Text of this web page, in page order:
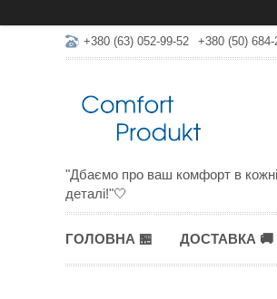
+380 (63) 052-99-52 +380 (50) 684-
"Дбаємо про ваш комфорт в
деталі!"🤍
ГОЛОВНА 🏪 ДОСТАВКА